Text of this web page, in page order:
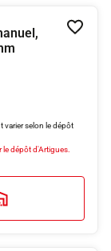
varier selon le dépôt
le dépôt d'Artigues.